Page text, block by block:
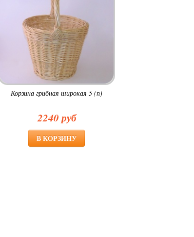
Корзина грибная широкая 5 (п)
2240 руб